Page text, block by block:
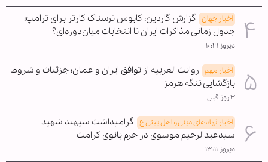
اخبار جهان گزارش گاردین: کابوس ترسناک کارتر برای ترامپ؛
جدول زمانی مذاکرات ایران تا انتخابات میان‌دوره‌ای؟
دیروز ۱۰:۴۱
اخبار مهم روایت العربیه از توافق ایران و عمان؛ جزئیات و شروط
بازگشایی تنگه هرمز
۳ روز قبل
اخبار نهادهای دینی و اهل بیتی ع گرامیداشت سپهبد شهید
سیدعبدالرحیم موسوی در حرم بانوی کرامت
دیروز ۱۳:۱۱